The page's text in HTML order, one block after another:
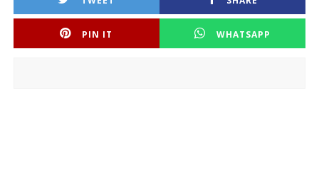
PIN IT WHATSAPP